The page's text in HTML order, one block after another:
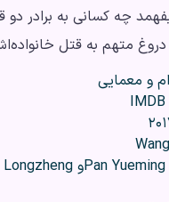
چه کسانی به برادر دو
دروغ متهم به قتل
و معمایی